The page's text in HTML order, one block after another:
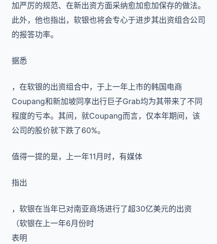
加严厉的规范、在新出资方面采纳愈加愈加保存的做法。
此外，他也指出，软银也将会专心于进步其出资组合公司
的报答功率。
据悉
，在软银的出资组合中，于上一年上市的韩国电商
Coupang和新加坡同享出行巨子Grab均为其带来了不同
程度的亏本。其间，就Coupang而言，仅本年期间，该
公司的股价就下跌了60%。
值得一提的是，上一年11月时，有媒体
指出
，软银在当年已对南亚商场进行了超30亿美元的出资
（软银在上一年6月份时
表明